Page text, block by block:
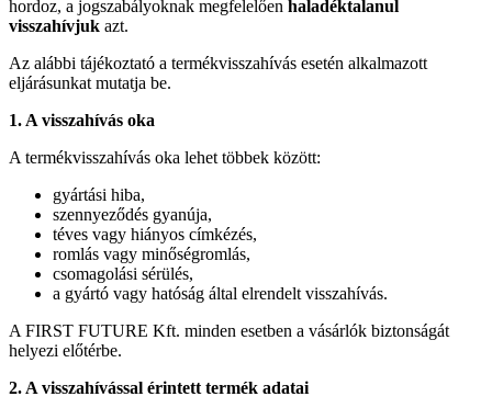
hordoz, a jogszabályoknak megfelelően haladéktalanul
visszahívjuk azt.
Az alábbi tájékoztató a termékvisszahívás esetén alkalmazott
eljárásunkat mutatja be.
1. A visszahívás oka
A termékvisszahívás oka lehet többek között:
gyártási hiba,
szennyeződés gyanúja,
téves vagy hiányos címkézés,
romlás vagy minőségromlás,
csomagolási sérülés,
a gyártó vagy hatóság által elrendelt visszahívás.
A FIRST FUTURE Kft. minden esetben a vásárlók biztonságát
helyezi előtérbe.
2. A visszahívással érintett termék adatai